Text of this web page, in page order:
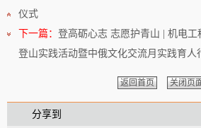
仪式
下一篇： 登高砺心志 志愿护青山 | 机电
登山实践活动暨中俄文化交流月实践育人
返回首页 关闭页
分享到